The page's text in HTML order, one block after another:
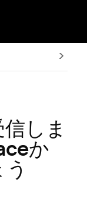
しま
か